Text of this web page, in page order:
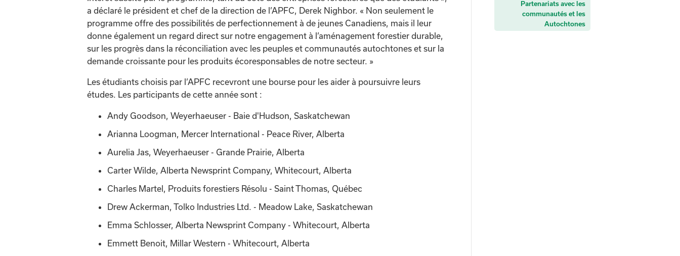
a déclaré le président et chef de la direction de l’APFC, Derek Nighbor. « Non seulement le
programme offre des possibilités de perfectionnement à de jeunes Canadiens, mais il leur
donne également un regard direct sur notre engagement à l’aménagement forestier durable,
sur les progrès dans la réconciliation avec les peuples et communautés autochtones et sur la
demande croissante pour les produits écoresponsables de notre secteur. »
Les étudiants choisis par l’APFC recevront une bourse pour les aider à poursuivre leurs
études. Les participants de cette année sont :
Andy Goodson, Weyerhaeuser - Baie d'Hudson, Saskatchewan
Arianna Loogman, Mercer International - Peace River, Alberta
Aurelia Jas, Weyerhaeuser - Grande Prairie, Alberta
Carter Wilde, Alberta Newsprint Company, Whitecourt, Alberta
Charles Martel, Produits forestiers Résolu - Saint Thomas, Québec
Drew Ackerman, Tolko Industries Ltd. - Meadow Lake, Saskatchewan
Emma Schlosser, Alberta Newsprint Company - Whitecourt, Alberta
Emmett Benoit, Millar Western - Whitecourt, Alberta
Partenariats avec les
communautés et les
Autochtones